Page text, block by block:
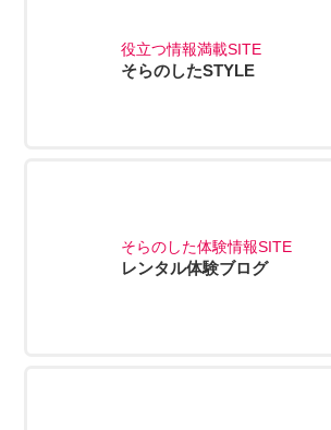
役立つ情報満載SITE
そらのしたSTYLE
そらのした体験情報SITE
レンタル体験ブログ